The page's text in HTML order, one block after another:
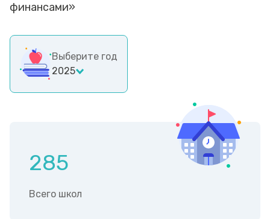
финансами»
Выберите год
2025
285
Всего школ